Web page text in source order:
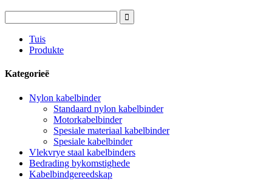
Tuis
Produkte
Kategorieë
Nylon kabelbinder
Standaard nylon kabelbinder
Motorkabelbinder
Spesiale materiaal kabelbinder
Spesiale kabelbinder
Vlekvrye staal kabelbinders
Bedrading bykomstighede
Kabelbindgereedskap